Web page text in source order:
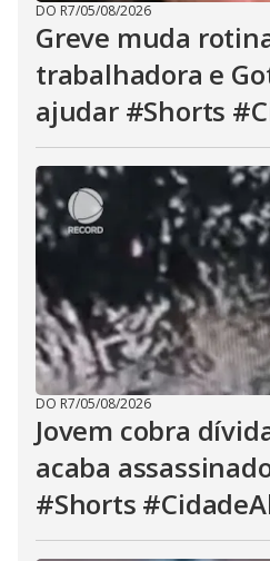
DO R7/05/08/2026
Greve muda
trabalhadora e
ajudar #Shorts
DO R7/05/08/2026
Jovem cobra
acaba
#Shorts